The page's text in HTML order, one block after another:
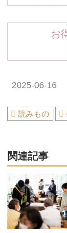
お
2025-06-16
読みもの
関連記事